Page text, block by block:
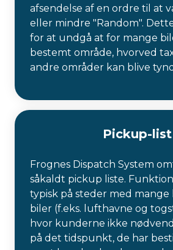
afsendelse af en ordre til at
eller mindre "Random".
for at undgå at for mange
bestemt område, hvorved
andre områder kan blive
Pickup-list
Frognes Dispatch System
såkaldt pickup liste.
typisk på steder med
biler (f.eks. lufthavne og
hvor kunderne ikke
på det tidspunkt, de har